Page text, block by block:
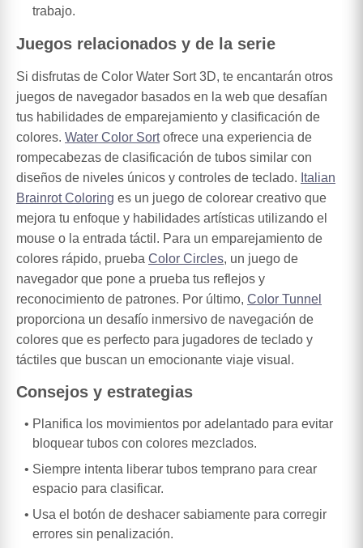
trabajo.
Juegos relacionados y de la serie
Si disfrutas de Color Water Sort 3D, te encantarán otros
juegos de navegador basados en la web que desafían
tus habilidades de emparejamiento y clasificación de
colores. Water Color Sortofrece una experiencia de
rompecabezas de clasificación de tubos similar con
diseños de niveles únicos y controles de teclado. Italian
Brainrot Coloring es un juego de colorear creativo que
mejora tu enfoque y habilidades artísticas utilizando el
mouse o la entrada táctil. Para un emparejamiento de
colores rápido, prueba Color Circles, un juego de
navegador que pone a prueba tus reflejos y
reconocimiento de patrones. Por último, Color Tunnel
proporciona un desafío inmersivo de navegación de
colores que es perfecto para jugadores de teclado y
táctiles que buscan un emocionante viaje visual.
Consejos y estrategias
Planifica los movimientos por adelantado para evitar
bloquear tubos con colores mezclados.
Siempre intenta liberar tubos temprano para crear
espacio para clasificar.
Usa el botón de deshacer sabiamente para corregir
errores sin penalización.